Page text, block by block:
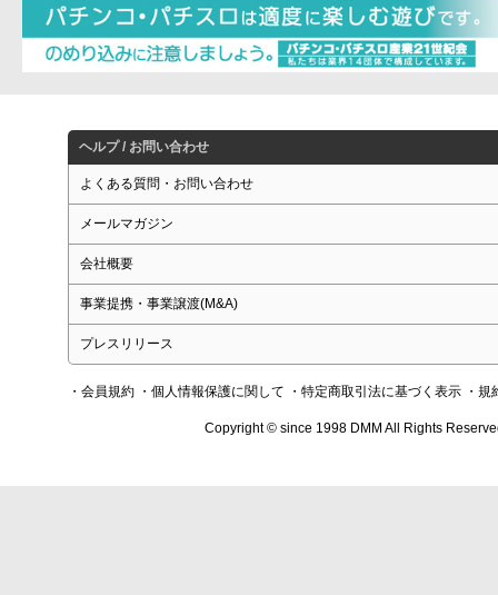
ヘルプ / お問い合わせ
よくある質問・お問い合わせ
メールマガジン
会社概要
事業提携・事業譲渡(M&A)
プレスリリース
・会員規約 ・個人情報保護に関して ・特定商取引法に基づく表示 ・規
Copyright © since 1998 DMM All Rights